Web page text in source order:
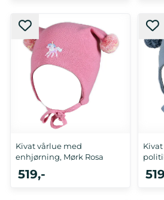
0-1 år, 2-4 år, 5-10 år
Kivat vårlue med
enhjørning, Mørk Rosa
519,-